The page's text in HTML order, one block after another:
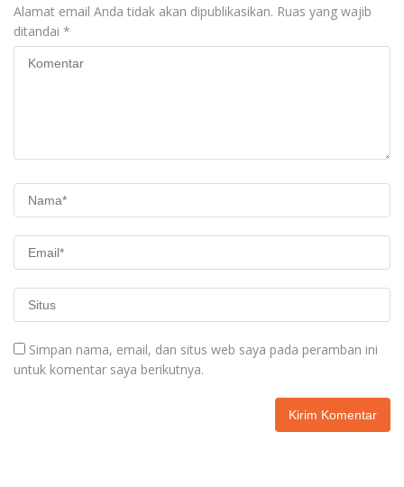
Alamat email Anda tidak akan dipublikasikan. Ruas yang wajib
ditandai *
Simpan nama, email, dan situs web saya pada peramban ini
untuk komentar saya berikutnya.